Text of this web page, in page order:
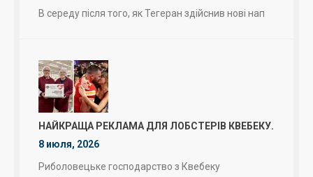
В середу після того, як Тегеран здійснив нові нап
НАЙКРАЩА РЕКЛАМА ДЛЯ ЛОБСТЕРІВ КВЕБЕКУ.
8 июля, 2026
Риболовецьке господарство з Квебеку